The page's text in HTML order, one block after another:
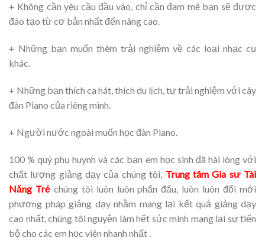
+ Không cần yêu cầu đầu vào, chỉ cần đam mê bạn sẽ được
đào tạo từ cơ bản nhất đến nâng cao.
+ Những bạn muốn thêm trải nghiệm về các loại nhạc cụ
khác.
+ Những bạn thích ca hát, thích du lịch, tự trải nghiệm với cây
đàn Piano của riêng mình.
+ Người nước ngoài muốn học đàn Piano.
100 % quý phụ huynh và các bạn em học sinh đã hài lòng với
chất lượng giảng dạy của chúng tôi, Trung tâm Gia sư Tài
Năng Trẻ chúng tôi luôn luôn phấn đấu, luôn luôn đổi mới
phương pháp giảng dạy nhằm mang lại kết quả giảng dạy
cao nhất, chúng tôi nguyện làm hết sức mình mang lại sự tiến
bộ cho các em học viên nhanh nhất .